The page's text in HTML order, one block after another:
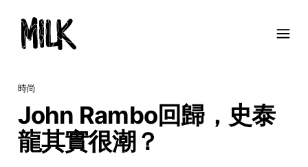
時尚
John Rambo回歸，史泰
龍其實很潮？